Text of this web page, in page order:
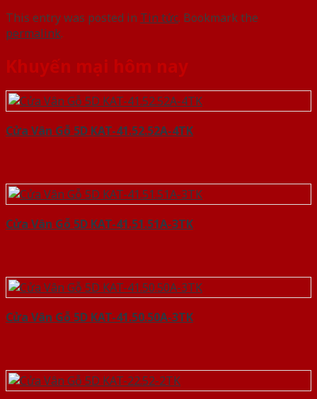
This entry was posted in Tin tức. Bookmark the
permalink.
Khuyến mại hôm nay
Cửa Vân Gỗ 5D KAT-41.52.52A-4TK
Cửa Vân Gỗ 5D KAT-41.51.51A-3TK
Cửa Vân Gỗ 5D KAT-41.50.50A-3TK